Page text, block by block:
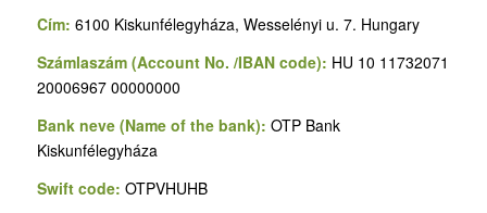
Cím: 6100 Kiskunfélegyháza, Wesselényi u. 7. Hungary
Számlaszám (Account No. /IBAN code): HU 10 11732071
20006967 00000000
Bank neve (Name of the bank): OTP Bank
Kiskunfélegyháza
Swift code: OTPVHUHB